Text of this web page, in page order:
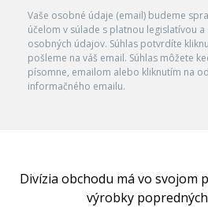
Vaše osobné údaje (email) budeme
účelom v súlade s platnou legislatívou
osobných údajov. Súhlas potvrdíte
pošleme na váš email. Súhlas môžete
písomne, emailom alebo kliknutím na
informačného emailu.
Divízia obchodu má vo svojom
výrobky